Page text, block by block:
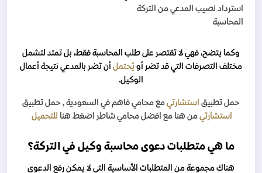
استرداد نصيب المدعي من التركة
المحاسبة
وكما يتضح، فهي لا تقتصر على طلب المحاسبة فقط، بل تمتد لتشمل
مختلف التصرفات التي قد تضر أو يُحتمل أن تضر بالمدعي نتيجة أعمال
الوكيل.
حمل تطبيق استشارتي مع محامي فاهم في السعودية , حمل تطبيق
استشارتي من هنا مع افضل محامي شاطر اضغط هنا للتحميل
ما هي متطلبات دعوى محاسبة وكيل في التركة؟
هناك مجموعة من المتطلبات الأساسية التي لا يمكن رفع الدعوى